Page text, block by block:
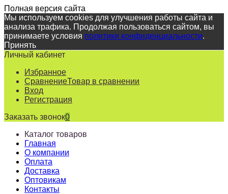
Полная версия сайта
Мы используем cookies для улучшения работы сайта и
анализа трафика. Продолжая пользоваться сайтом, вы
принимаете условия политики конфиденциальности.
Принять
Личный кабинет
Избранное
СравнениеТовар в сравнении
Вход
Регистрация
Заказать звонок0
Каталог товаров
Главная
О компании
Оплата
Доставка
Оптовикам
Контакты